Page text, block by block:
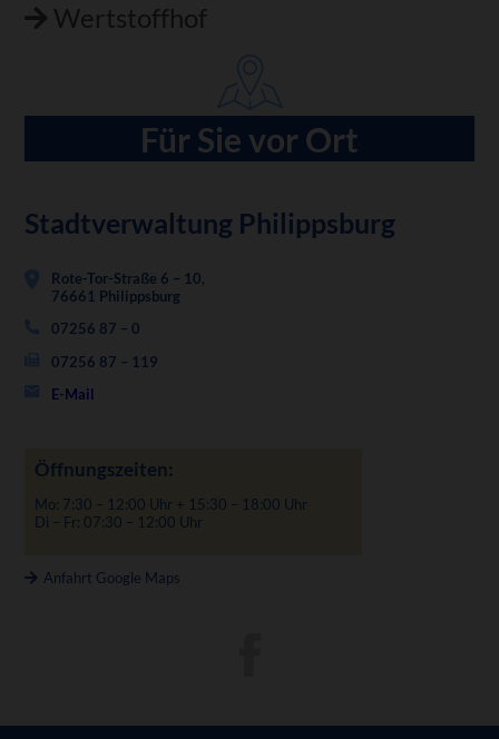
Wertstoffhof
Für Sie vor Ort
Stadtverwaltung Philippsburg
Rote-Tor-Straße 6 – 10,
76661 Philippsburg
07256 87 – 0
07256 87 – 119
E-Mail
Öffnungszeiten:
Mo: 7:30 – 12:00 Uhr + 15:30 – 18:00 Uhr
Di – Fr: 07:30 – 12:00 Uhr
Anfahrt Google Maps